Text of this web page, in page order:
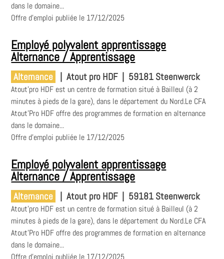
dans le domaine...
Offre d'emploi publiée le 17/12/2025
Employé polyvalent apprentissage
Alternance / Apprentissage
Alternance | Atout pro HDF | 59181 Steenwerck
Atout'pro HDF est un centre de formation situé à Bailleul (à 2
minutes à pieds de la gare), dans le département du Nord.Le CFA
Atout'Pro HDF offre des programmes de formation en alternance
dans le domaine...
Offre d'emploi publiée le 17/12/2025
Employé polyvalent apprentissage
Alternance / Apprentissage
Alternance | Atout pro HDF | 59181 Steenwerck
Atout'pro HDF est un centre de formation situé à Bailleul (à 2
minutes à pieds de la gare), dans le département du Nord.Le CFA
Atout'Pro HDF offre des programmes de formation en alternance
dans le domaine...
Offre d'emploi publiée le 17/12/2025